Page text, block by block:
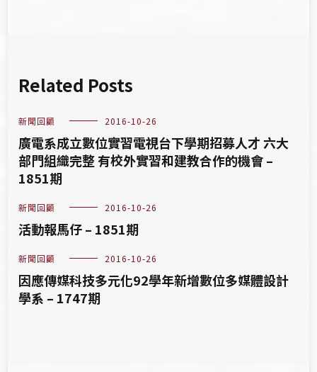
Related Posts
新聞回顧 2016-10-26
廣電系成立數位實習電視台下學期招募人才 六大
部門組織完整 有校外實習和建教合作的機會 –
1851期
新聞回顧 2016-10-26
活動報馬仔 – 1851期
新聞回顧 2016-10-26
因應傳媒科技多元化92學年新增數位多媒體設計
學系 – 1747期